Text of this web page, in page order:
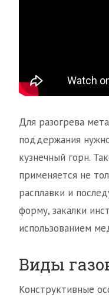
Для разогрева
поддержания
кузнечный горн.
применяется не
расплавки и
форму, закалки
использованием
Виды
Конструктивные